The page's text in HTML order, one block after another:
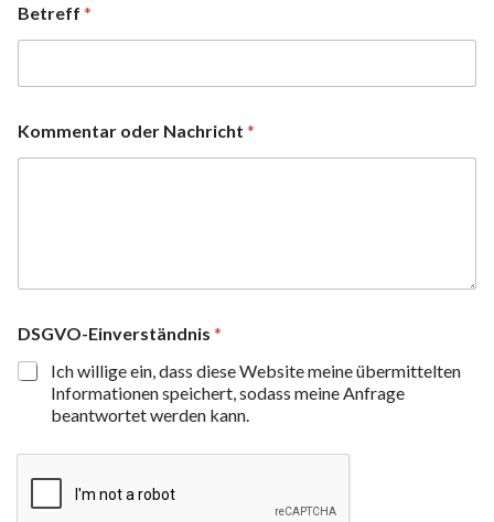
Betreff *
Kommentar oder Nachricht *
DSGVO-Einverständnis *
Ich willige ein, dass diese Website meine übermittelten
Informationen speichert, sodass meine Anfrage
beantwortet werden kann.